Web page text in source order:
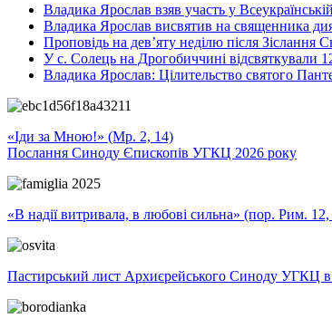
Владика Ярослав взяв участь у
Владика Ярослав висвятив на священника
Проповідь на дев’яту неділю після Зіслання
У с. Солець на Дрогобиччині відсвяткували
Владика Ярослав: Цілительство святого
«Іди за Мною!» (Мр. 2, 14)
Послання Синоду Єпископів УГКЦ 2026 року
«В надії витривала, в любові сильна» (пор. Рим.
Пастирський лист Архиєрейського Синоду УГКЦ в